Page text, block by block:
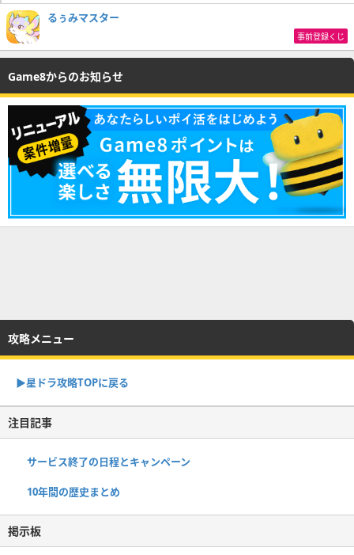
るぅみマスター
事前登録くじ
Game8からのお知らせ
攻略メニュー
▶︎星ドラ攻略TOPに戻る
注目記事
サービス終了の日程とキャンペーン
10年間の歴史まとめ
掲示板